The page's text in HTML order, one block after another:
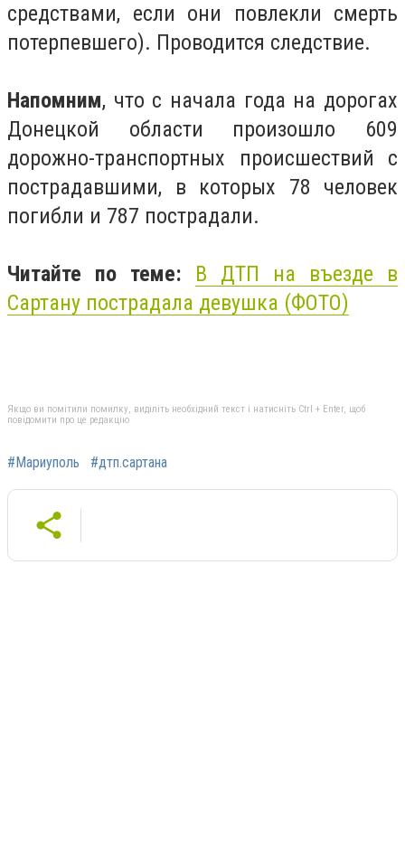
средствами, если они повлекли смерть
потерпевшего). Проводится следствие.
Напомним, что с начала года на дорогах
Донецкой области произошло 609
дорожно-транспортных происшествий с
пострадавшими, в которых 78 человек
погибли и 787 пострадали.
Читайте по теме:
В ДТП на въезде в
Сартану пострадала девушка (ФОТО)
Якщо ви помітили помилку, виділіть необхідний текст і натисніть Ctrl + Enter, щоб
повідомити про це редакцію
#Мариуполь #дтп.сартана